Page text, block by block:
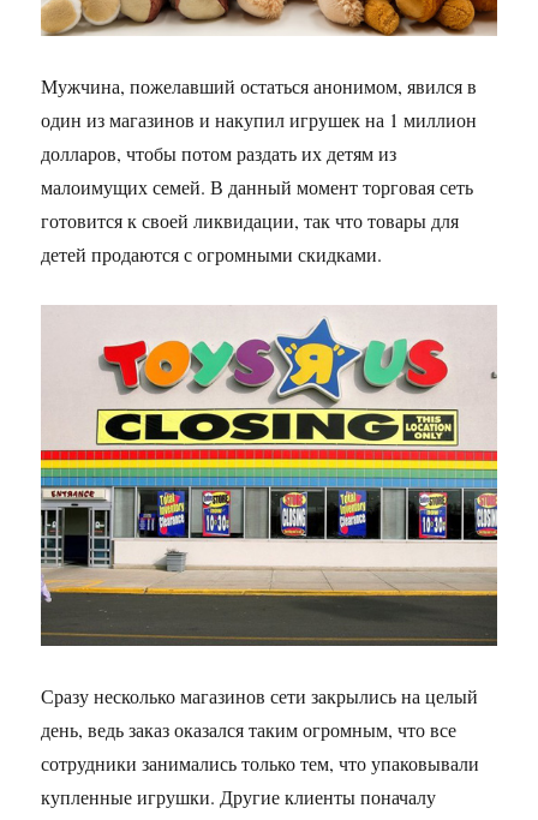
Мужчина, пожелавший остаться анонимом, явился в
один из магазинов и накупил игрушек на 1 миллион
долларов, чтобы потом раздать их детям из
малоимущих семей. В данный момент торговая сеть
готовится к своей ликвидации, так что товары для
детей продаются с огромными скидками.
Сразу несколько магазинов сети закрылись на целый
день, ведь заказ оказался таким огромным, что все
сотрудники занимались только тем, что упаковывали
купленные игрушки. Другие клиенты поначалу